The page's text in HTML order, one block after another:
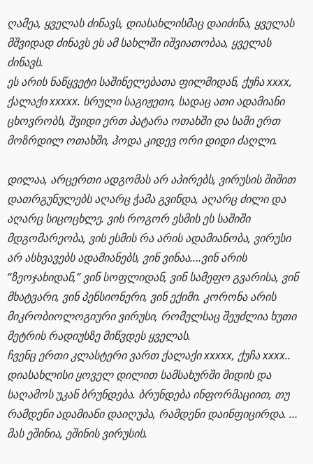
ღამეა, ყველას ძინავს, დიასახლისმაც დაიძინა, ყველას
მშვიდად ძინავს ეს ამ სახლში იშვიათობაა, ყველას
ძინავს.
ეს არის ნაწყვეტი საშინელებათა ფილმიდან, ქუჩა xxxx,
ქალაქი xxxxx. სრული საგიჟეთი, სადაც ათი ადამიანი
ცხოვრობს, შვიდი ერთ პატარა ოთახში და სამი ერთ
მოზრდილ ოთახში, ჰოდა კიდევ ორი დიდი ძაღლი.
დილაა, არცერთი ადგომას არ აპირებს, ვირუსის შიშით
დათრგუნულებს აღარც ჭამა გვინდა, აღარც ძილი და
აღარც სიცოცხლე. ვის როგორ ესმის ეს საშიში
მდგომარეობა, ვის ესმის რა არის ადამიანობა, ვირუსი
არ ასხვავებს ადამიანებს, ვინ ვინაა….ვინ არის
“ზეოჯახიდან,” ვინ სოფლიდან, ვინ სამეფო გვარისა, ვინ
მხატვარი, ვინ პენსიონერი, ვინ ექიმი. კორონა არის
მიკრობიოლოგიური ვირუსი, რომელსაც შეუძლია ხუთი
მეტრის რადიუსზე მიწვდეს ყველას.
ჩვენც ერთი კლასტერი ვართ ქალაქი xxxxx, ქუჩა xxxx..
დიასახლისი ყოველ დილით სამსახურში მიდის და
საღამოს უკან ბრუნდება. ბრუნდება ინფორმაციით, თუ
რამდენი ადამიანი დაიღუპა, რამდენი დაინფიცირდა. …
მას ეშინია, ეშინის ვირუსის.